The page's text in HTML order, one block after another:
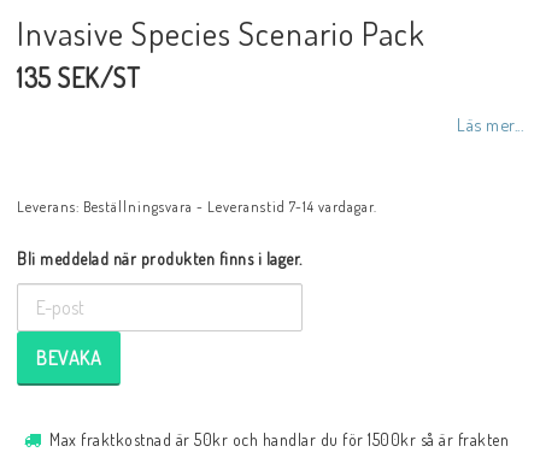
Invasive Species Scenario Pack
135 SEK/ST
Läs mer...
Leverans: Beställningsvara - Leveranstid 7-14 vardagar.
Bli meddelad när produkten finns i lager.
BEVAKA
Max fraktkostnad är 50kr och handlar du för 1500kr så är frakten